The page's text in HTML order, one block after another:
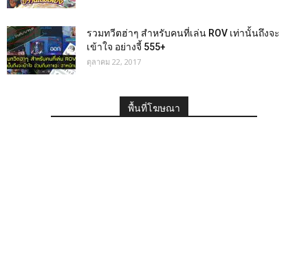
รวมทวีตฮ่าๆ สำหรับคนที่เล่น ROV เท่านั้นถึงจะ
เข้าใจ อย่างจี้ 555+
ตุลาคม 22, 2017
พื้นที่โฆษณา